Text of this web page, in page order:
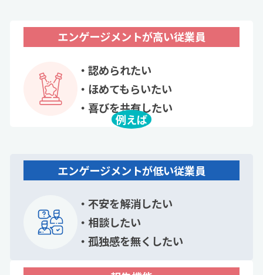
エンゲージメントが高い従業員
認められたい
ほめてもらいたい
喜びを共有したい
エンゲージメントが低い従業員
不安を解消したい
相談したい
孤独感を無くしたい